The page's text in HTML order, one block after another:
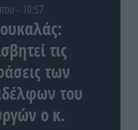
- 10:57
τις
των
του
ο κ.